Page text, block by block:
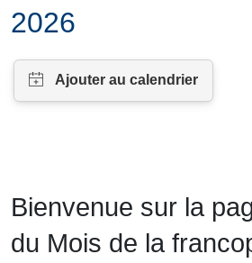
2026
Bienvenue sur la
du Mois de la